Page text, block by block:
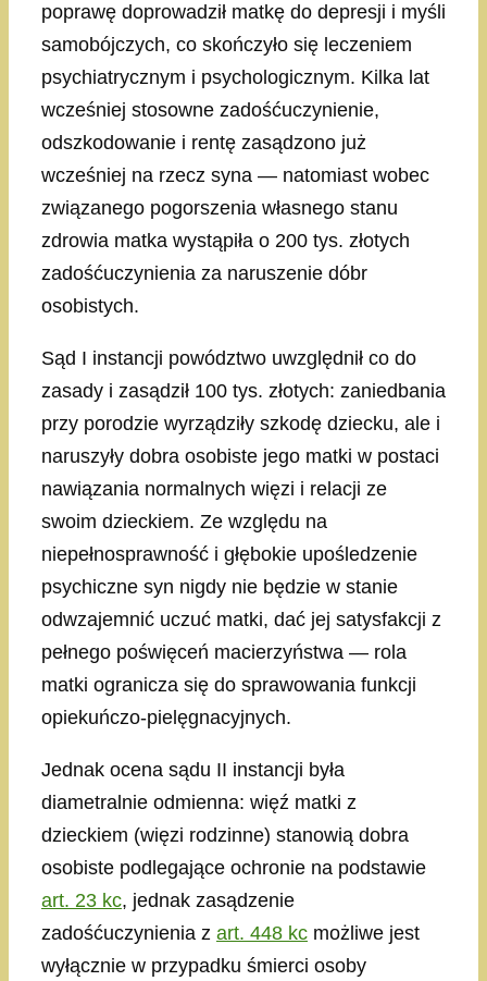
poprawę doprowadził matkę do depresji i myśli
samobójczych, co skończyło się leczeniem
psychiatrycznym i psychologicznym. Kilka lat
wcześniej stosowne zadośćuczynienie,
odszkodowanie i rentę zasądzono już
wcześniej na rzecz syna — natomiast wobec
związanego pogorszenia własnego stanu
zdrowia matka wystąpiła o 200 tys. złotych
zadośćuczynienia za naruszenie dóbr
osobistych.
Sąd I instancji powództwo uwzględnił co do
zasady i zasądził 100 tys. złotych: zaniedbania
przy porodzie wyrządziły szkodę dziecku, ale i
naruszyły dobra osobiste jego matki w postaci
nawiązania normalnych więzi i relacji ze
swoim dzieckiem. Ze względu na
niepełnosprawność i głębokie upośledzenie
psychiczne syn nigdy nie będzie w stanie
odwzajemnić uczuć matki, dać jej satysfakcji z
pełnego poświęceń macierzyństwa — rola
matki ogranicza się do sprawowania funkcji
opiekuńczo-pielęgnacyjnych.
Jednak ocena sądu II instancji była
diametralnie odmienna: więź matki z
dzieckiem (więzi rodzinne) stanowią dobra
osobiste podlegające ochronie na podstawie
art. 23 kc, jednak zasądzenie
zadośćuczynienia z art. 448 kc możliwe jest
wyłącznie w przypadku śmierci osoby